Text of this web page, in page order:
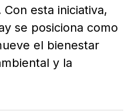
esta iniciativa,
se posiciona como
el bienestar
y la